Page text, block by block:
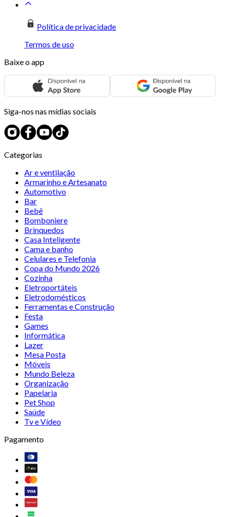
Política de privacidade
Termos de uso
Baixe o app
Siga-nos nas mídias sociais
Categorias
Ar e ventilação
Armarinho e Artesanato
Automotivo
Bar
Bebê
Bomboniere
Brinquedos
Casa Inteligente
Cama e banho
Celulares e Telefonia
Copa do Mundo 2026
Cozinha
Eletroportáteis
Eletrodomésticos
Ferramentas e Construção
Festa
Games
Informática
Lazer
Mesa Posta
Móveis
Mundo Beleza
Organização
Papelaria
Pet Shop
Saúde
Tv e Vídeo
Pagamento